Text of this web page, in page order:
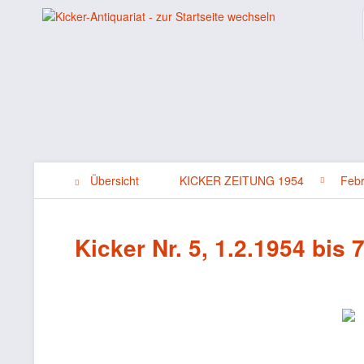
Übersicht KICKER ZEITUNG 1954
Kicker Nr. 5, 1.2.1954 bis